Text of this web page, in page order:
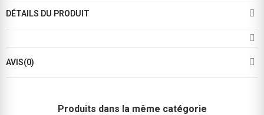
DÉTAILS DU PRODUIT
AVIS(0)
Produits dans la même catégorie